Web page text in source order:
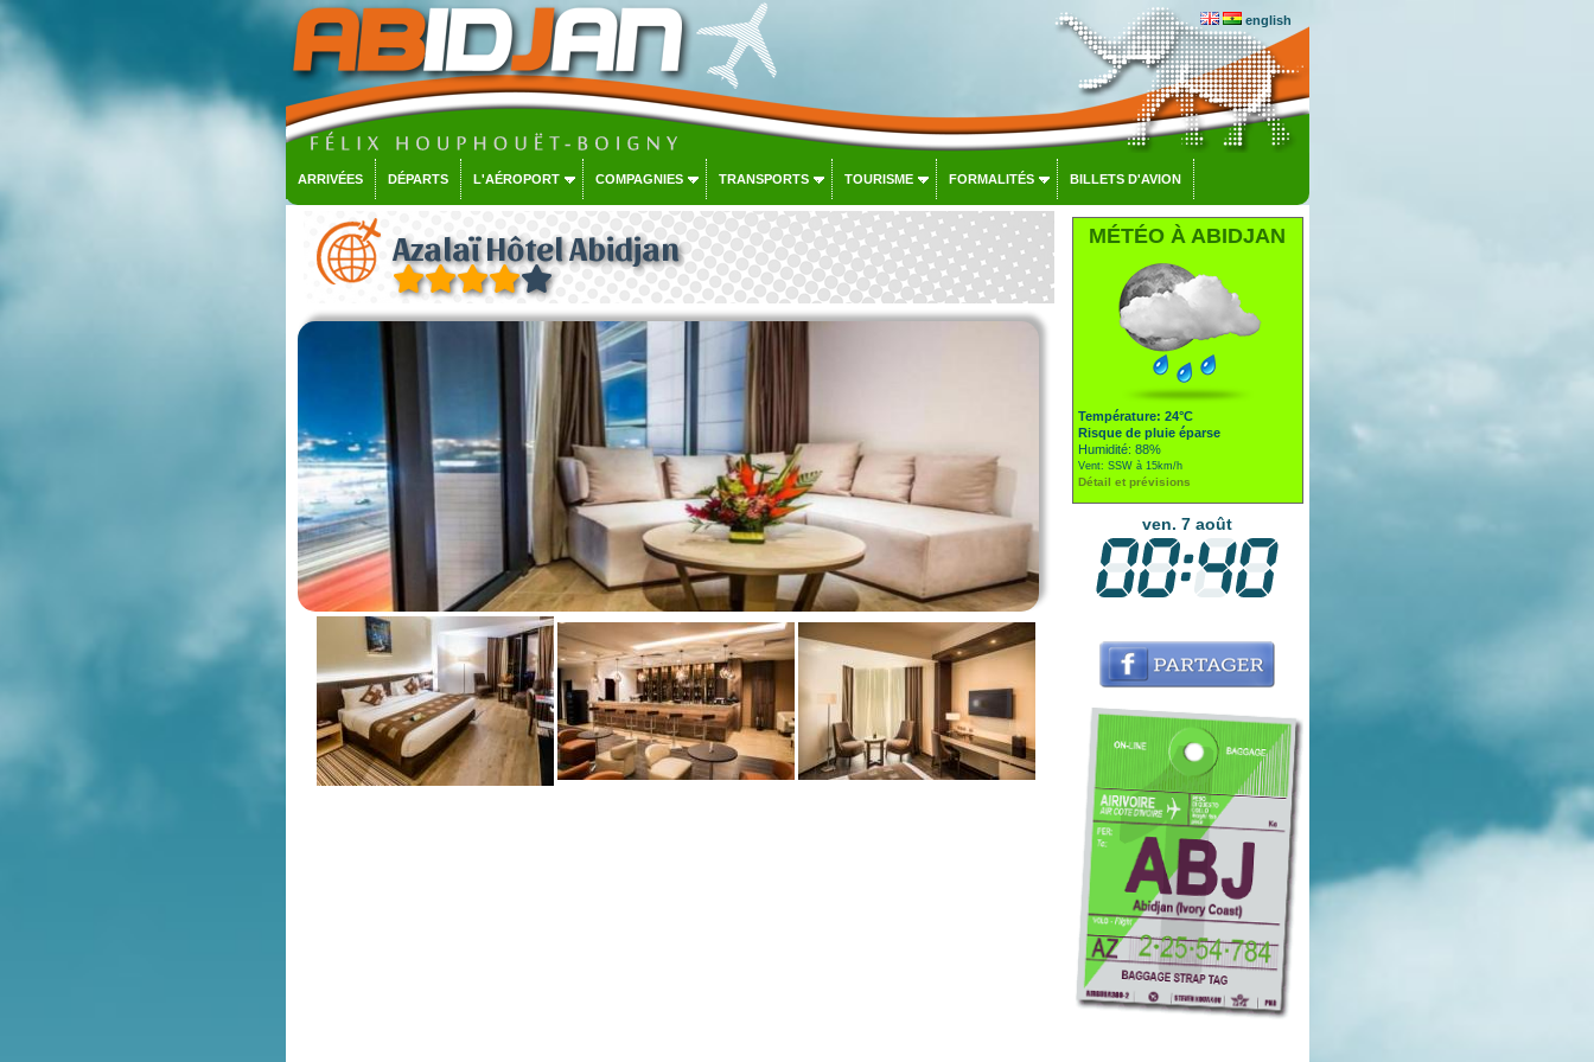
english
ARRIVÉES DÉPARTS L'AÉROPORT COMPAGNIES TRANSPORTS TOURISME FORMALITÉS BILLETS D'AVION
Azalaï Hôtel Abidjan MÉTÉO À ABIDJAN
Température: 24°C
Risque de pluie éparse
Humidité: 88%
Vent: SSW à 15km/h
Détail et prévisions
ven. 7 août